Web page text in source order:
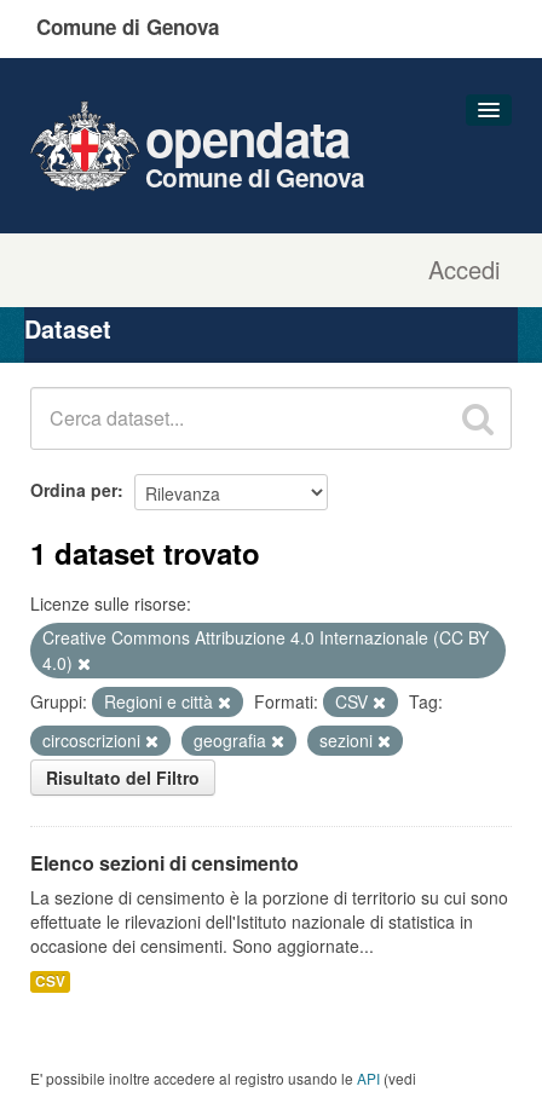
Comune di Genova
Accedi
opendata
Comune di Genova
Organizzazioni
Gruppi
Dataset
Ordina per
1 dataset trovato
Licenze sulle risorse:
Creative Commons Attribuzione 4.0 Internazionale (CC BY
4.0)
Gruppi:
Regioni e città Formati: CSV
Tag:
circoscrizioni
geografia
sezioni
Risultato del Filtro
Elenco sezioni di censimento
La sezione di censimento è la porzione di territorio su cui sono
effettuate le rilevazioni dell'Istituto nazionale di statistica in
occasione dei censimenti. Sono aggiornate...
CSV
E' possibile inoltre accedere al registro usando le API (vedi